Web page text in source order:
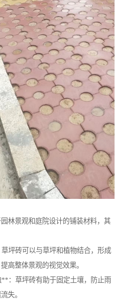
林景观和庭院设计的铺装材料，其
坪砖可以与草坪和植物结合，形成
高整体景观的视觉效果。
：草坪砖有助于固定土壤，防止雨
失。